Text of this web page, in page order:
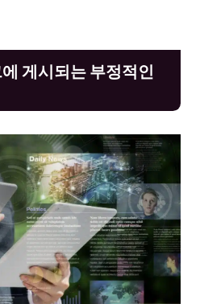
게시되는 부정적인